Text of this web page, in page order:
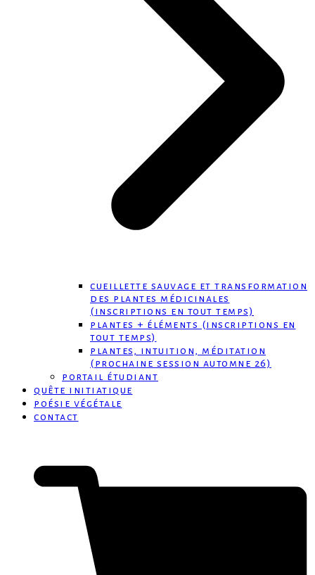
cueillette sauvage et transformation
des plantes médicinales
(inscriptions en tout temps)
plantes + éléments (inscriptions en
tout temps)
plantes, intuition, méditation
(prochaine session automne 26)
portail étudiant
quête initiatique
poésie végétale
contact